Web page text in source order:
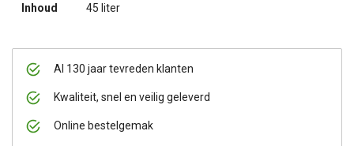
Al 130 jaar tevreden klanten
Kwaliteit, snel en veilig geleverd
Online bestelgemak
Inhoud 45 liter